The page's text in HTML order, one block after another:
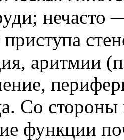
приступа
аритмии
Со
функции